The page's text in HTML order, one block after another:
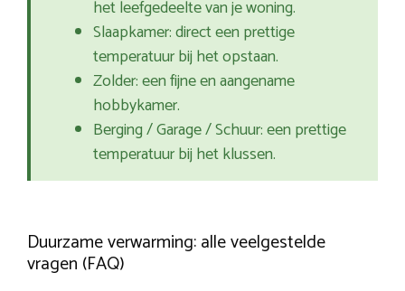
het leefgedeelte van je woning.
Slaapkamer: direct een prettige
temperatuur bij het opstaan.
Zolder: een fijne en aangename
hobbykamer.
Berging / Garage / Schuur: een prettige
temperatuur bij het klussen.
Duurzame verwarming: alle veelgestelde
vragen (FAQ)